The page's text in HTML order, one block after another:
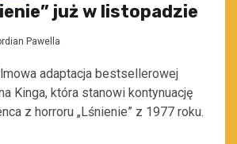
już w listopadzie
Pawella
adaptacja bestsellerowej
Kinga, która stanowi kontynuację
z horroru „Lśnienie” z 1977 roku.